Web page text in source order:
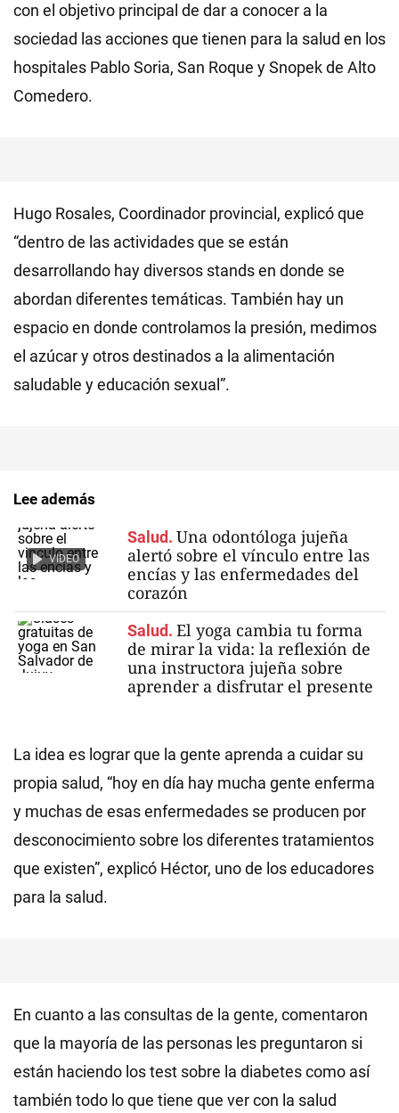
con el objetivo principal de dar a conocer a la
sociedad las acciones que tienen para la salud en los
hospitales Pablo Soria, San Roque y Snopek de Alto
Comedero.
Hugo Rosales, Coordinador provincial, explicó que
“dentro de las actividades que se están
desarrollando hay diversos stands en donde se
abordan diferentes temáticas. También hay un
espacio en donde controlamos la presión, medimos
el azúcar y otros destinados a la alimentación
saludable y educación sexual”.
Lee además
VIDEO
Salud. Una odontóloga jujeña
alertó sobre el vínculo entre las
encías y las enfermedades del
corazón
Salud. El yoga cambia tu forma
de mirar la vida: la reflexión de
una instructora jujeña sobre
aprender a disfrutar el presente
La idea es lograr que la gente aprenda a cuidar su
propia salud, “hoy en día hay mucha gente enferma
y muchas de esas enfermedades se producen por
desconocimiento sobre los diferentes tratamientos
que existen”, explicó Héctor, uno de los educadores
para la salud.
En cuanto a las consultas de la gente, comentaron
que la mayoría de las personas les preguntaron si
están haciendo los test sobre la diabetes como así
también todo lo que tiene que ver con la salud